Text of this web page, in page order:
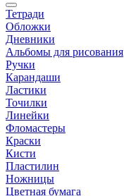
Тетради
Обложки
Дневники
Альбомы для рисования
Ручки
Карандаши
Ластики
Точилки
Линейки
Фломастеры
Краски
Кисти
Пластилин
Ножницы
Цветная бумага